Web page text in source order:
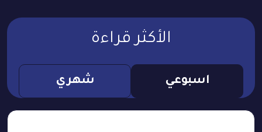
الأكثر قراءة
اسبوعي شهري